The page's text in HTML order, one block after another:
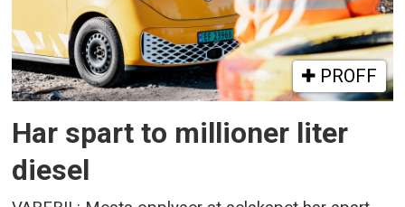
PROFF
Har spart to millioner liter
diesel